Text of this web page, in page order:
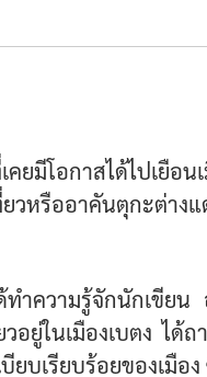
ยมีโอกาสได้ไปเยือน
หรืออาคันตุกะต่างแ
ำความรู้จักนักเขียน
อยู่ในเมืองเบตง ได้
ยบเรียบร้อยของเมือง